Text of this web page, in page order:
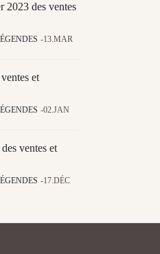
2023 des ventes
13.MAR
et
02.JAN
ventes et
17.DÉC